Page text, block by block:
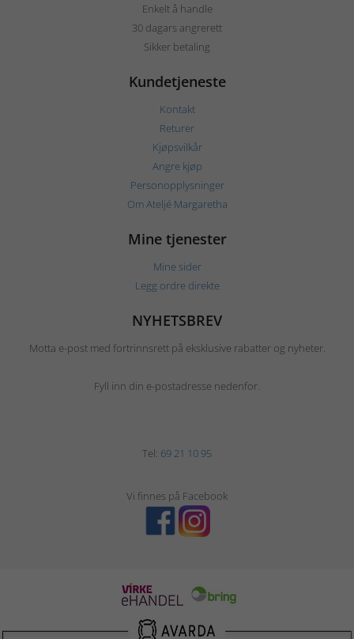
Enkelt å handle
30 dagars angrerett
Sikker betaling
Kundetjeneste
Kontakt
Returer
Kjøpsvilkår
Angre kjøp
Personopplysninger
Om Ateljé Margaretha
Mine tjenester
Mine sider
Legg ordre direkte
NYHETSBREV
Motta e-post med fortrinnsrett på eksklusive rabatter og nyheter.
Fyll inn din e-postadresse nedenfor.
Tel: 69 21 10 95
Vi finnes på Facebook